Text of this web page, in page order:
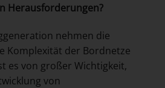
Herausforderungen?
nehmen die
Komplexität der Bordnetze
es von großer Wichtigkeit,
von